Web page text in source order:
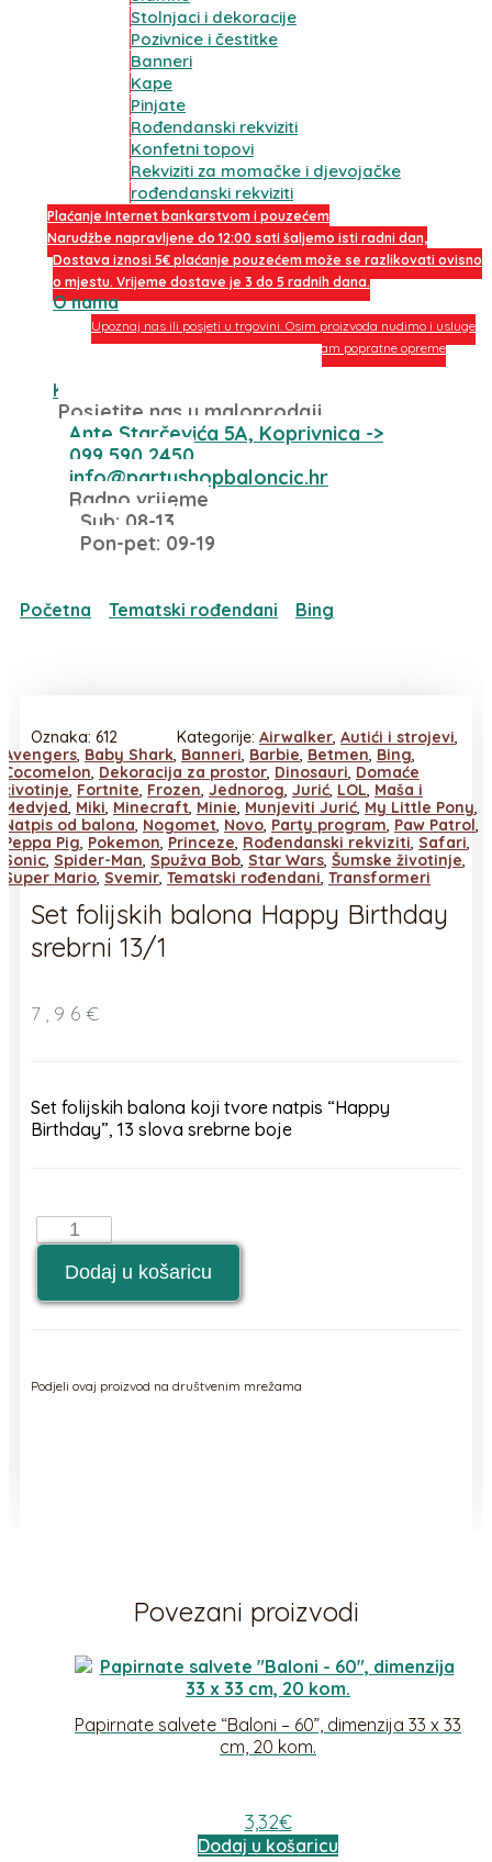
Stolnjaci i dekoracije
Pozivnice i čestitke
Banneri
Kape
Pinjate
Rođendanski rekviziti
Konfetni topovi
Rekviziti za momačke i djevojačke
rođendanski rekviziti
Plaćanje Internet bankarstvom i pouzećem
Narudžbe napravljene do 12:00 sati šaljemo isti radni dan,
Dostava iznosi 5€ plaćanje pouzećem može se razlikovati ovisno
o mjestu. Vrijeme dostave je 3 do 5 radnih dana.
O nama
Upoznaj nas ili posjeti u trgovini. Osim proizvoda nudimo i usluge
dekoriranja interijera i eksterija te najam popratne opreme
Kontakt
Posjetite nas u maloprodaji
Ante Starčevića 5A, Koprivnica ->
099 590 2450
info@partyshopbaloncic.hr
Radno vrijeme
Sub: 08-13
Pon-pet: 09-19
Početna Tematski rođendani Bing
Oznaka: 612 Kategorije: Airwalker, Autići i strojevi,
Avengers, Baby Shark, Banneri, Barbie, Betmen, Bing,
Cocomelon, Dekoracija za prostor, Dinosauri, Domaće
životinje, Fortnite, Frozen, Jednorog, Jurić, LOL, Maša i
Medvjed, Miki, Minecraft, Minie, Munjeviti Jurić, My Little Pony,
Natpis od balona, Nogomet, Novo, Party program, Paw Patrol,
Peppa Pig, Pokemon, Princeze, Rođendanski rekviziti, Safari,
Sonic, Spider-Man, Spužva Bob, Star Wars, Šumske životinje,
Super Mario, Svemir, Tematski rođendani, Transformeri
Set folijskih balona Happy Birthday
srebrni 13/1
7,96 €
Set folijskih balona koji tvore natpis “Happy
Birthday”, 13 slova srebrne boje
Set
folijskih
balona
Happy
Birthday
Dodaj u košaricu
Podjeli ovaj proizvod na društvenim mrežama
Povezani proizvodi
Papirnate salvete “Baloni – 60”, dimenzija 33 x 33
cm, 20 kom.
3,32€
Dodaj u košaricu